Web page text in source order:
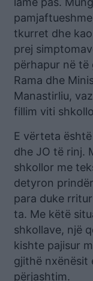
tkurret dhe
prej
përhapur në të
Rama dhe
Manastirliu,
fillim viti
E vërteta është
dhe JO të rinj.
shkollor me
detyron
para duke
ta. Me këtë
shkollave, një
kishte pajisur
gjithë nxënësit
përjashtim.